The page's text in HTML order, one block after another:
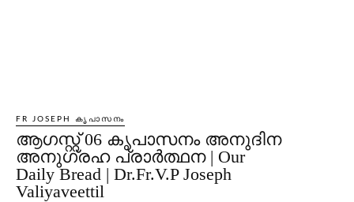
FR JOSEPH കൃപാസനം
ആഗസ്റ്റ് 06 കൃപാസനം അനുദിന
അനുഗ്രഹ പ്രാർത്ഥന | Our
Daily Bread | Dr.Fr.V.P Joseph
Valiyaveettil